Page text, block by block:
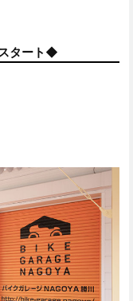
タート◆